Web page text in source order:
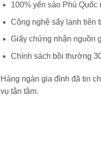
100% yến sào Phú Quốc
Công nghệ sấy lạnh tiên
Giấy chứng nhận nguồn
Chính sách bồi thường
Hàng ngàn gia đình đã tin
vụ tận tâm.